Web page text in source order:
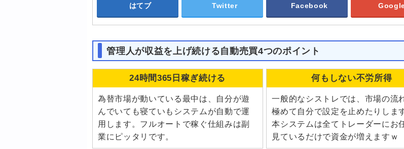
はてブ Twitter Facebook
管理人が収益を上げ続ける自動売買4つのポイント
24時間365日稼ぎ続ける
為替市場が動いている最中は、自分が遊
んでいても寝ていもシステムが自動で運
用します。フルオートで稼ぐ仕組みは副
業にピッタリです。
何もしない不労所得
一般的なシストレでは、市場の流
極めて自分で設定を止めたりしま
本システムは全てトレーダーにお
見ているだけで資金が増えますｗ